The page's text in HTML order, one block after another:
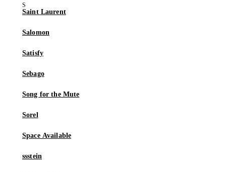
Saint Laurent
Salomon
Satisfy
Sebago
Song for the Mute
Sorel
Space Available
ssstein